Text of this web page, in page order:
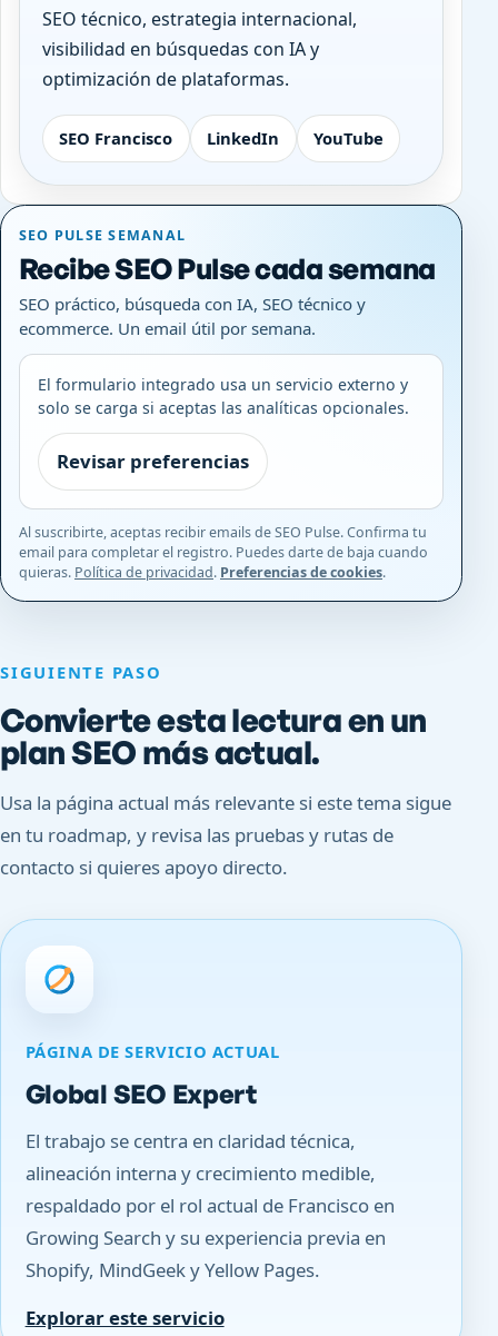
SEO técnico, estrategia internacional,
visibilidad en búsquedas con IA y
optimización de plataformas.
SEO Francisco LinkedIn YouTube
SEO PULSE SEMANAL
Recibe SEO Pulse cada semana
SEO práctico, búsqueda con IA, SEO técnico y
ecommerce. Un email útil por semana.
El formulario integrado usa un servicio externo y
solo se carga si aceptas las analíticas opcionales.
Revisar preferencias
Al suscribirte, aceptas recibir emails de SEO Pulse. Confirma tu
email para completar el registro. Puedes darte de baja cuando
quieras. Política de privacidad. Preferencias de cookies.
SIGUIENTE PASO
Convierte esta lectura en un
plan SEO más actual.
Usa la página actual más relevante si este tema sigue
en tu roadmap, y revisa las pruebas y rutas de
contacto si quieres apoyo directo.
PÁGINA DE SERVICIO ACTUAL
Global SEO Expert
El trabajo se centra en claridad técnica,
alineación interna y crecimiento medible,
respaldado por el rol actual de Francisco en
Growing Search y su experiencia previa en
Shopify, MindGeek y Yellow Pages.
Explorar este servicio